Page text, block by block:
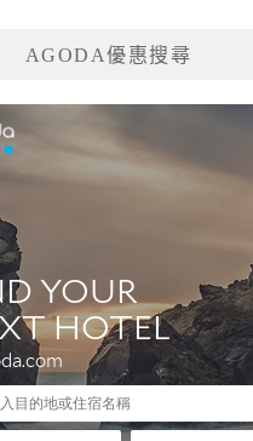
AGODA優惠搜尋